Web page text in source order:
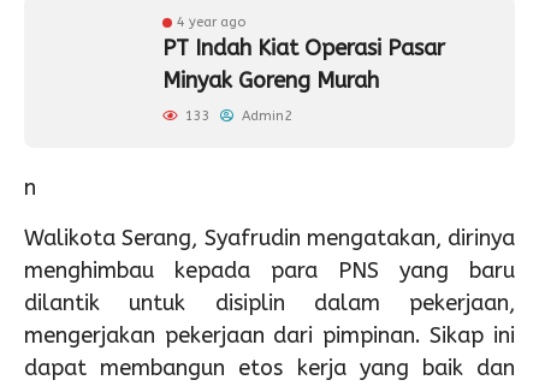
4 year ago
PT Indah Kiat Operasi Pasar
Minyak Goreng Murah
133 Admin2
n
Walikota Serang, Syafrudin mengatakan, dirinya
menghimbau kepada para PNS yang baru
dilantik untuk disiplin dalam pekerjaan,
mengerjakan pekerjaan dari pimpinan. Sikap ini
dapat membangun etos kerja yang baik dan